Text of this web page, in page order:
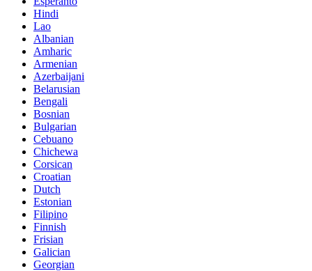
Hindi
Lao
Albanian
Amharic
Armenian
Azerbaijani
Belarusian
Bengali
Bosnian
Bulgarian
Cebuano
Chichewa
Corsican
Croatian
Dutch
Estonian
Filipino
Finnish
Frisian
Galician
Georgian